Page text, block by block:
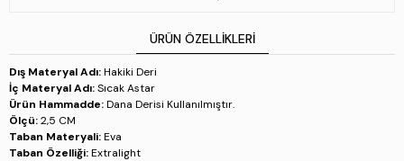
39 = 25.4
40 = 26.0
41 = 26.7
Stok Kodu : 492 12500 BN CZM SK25-26 KAHVE KROKO
ÜRÜN ÖZELLIKLERI
Dış Materyal Adı:Hakiki Deri
İç Materyal Adı:Sıcak Astar
Ürün Hammadde:Dana Derisi Kullanılmıştır.
Ölçü:2,5 CM
Taban Materyali:Eva
Taban Özelliği:Extralight